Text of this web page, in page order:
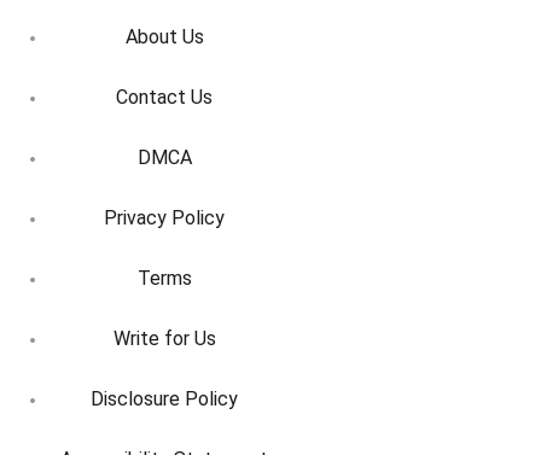
About Us
Contact Us
DMCA
Privacy Policy
Terms
Write for Us
Disclosure Policy